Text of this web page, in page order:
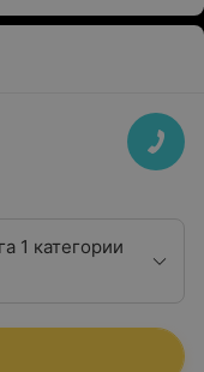
1 категории